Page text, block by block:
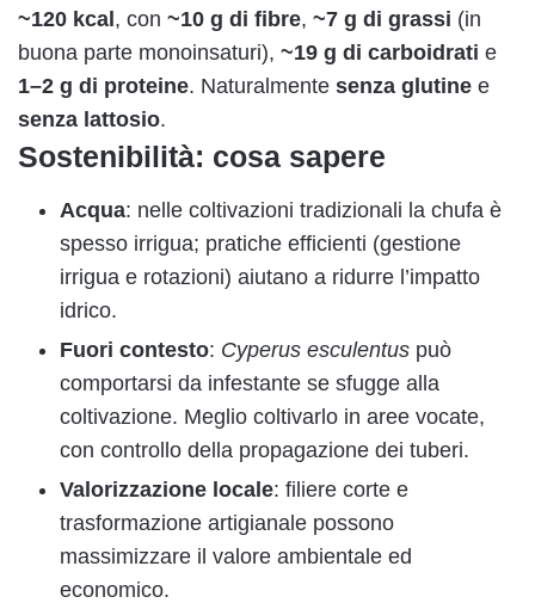
~120 kcal , con ~10 g di fibre, ~7 g di grassi (in
buona parte monoinsaturi), ~19 g di carboidrati e
1–2 g di proteine. Naturalmente senza glutine e
senza lattosio.
Sostenibilità: cosa sapere
Acqua: nelle coltivazioni tradizionali la chufa è
spesso irrigua; pratiche efficienti (gestione
irrigua e rotazioni) aiutano a ridurre l’impatto
idrico.
Fuori contesto: Cyperus esculentus può
comportarsi da infestante se sfugge alla
coltivazione. Meglio coltivarlo in aree vocate,
con controllo della propagazione dei tuberi.
Valorizzazione locale: filiere corte e
trasformazione artigianale possono
massimizzare il valore ambientale ed
economico.